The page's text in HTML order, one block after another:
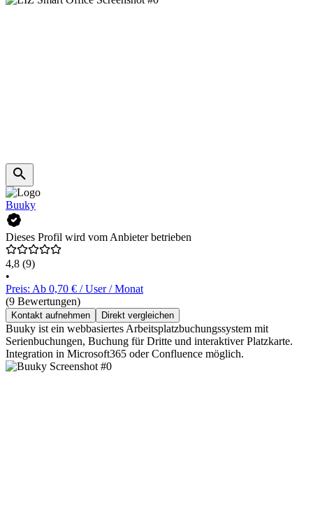
Buuky
Dieses Profil wird vom Anbieter betrieben
4,8 (9)
•
Preis: Ab 0,70 € / User / Monat
(9 Bewertungen)
Kontakt aufnehmen Direkt vergleichen
Buuky ist ein webbasiertes Arbeitsplatzbuchungssystem mit
Serienbuchungen, Buchung für Dritte und interaktiver Platzkarte.
Integration in Microsoft365 oder Confluence möglich.